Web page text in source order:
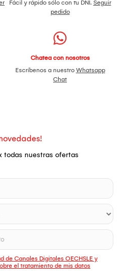
Fácil y rápido sólo con tu DNI. Seguir
pedido
Chatea con nosotros
Escríbenos a nuestro Whatsapp
Chat
todas nuestras ofertas
de Canales Digitales OECHSLE y
el tratamiento de mis datos